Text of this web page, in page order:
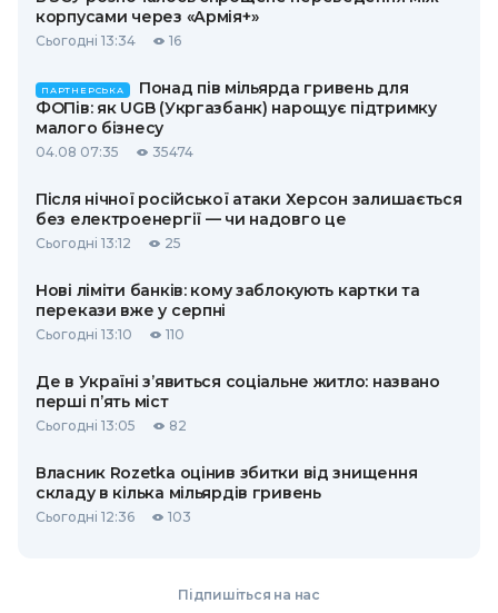
корпусами через «Армія+»
Сьогодні 13:34 16
ПАРТНЕРСЬКА
Понад пів мільярда гривень для
ФОПів: як UGB (Укргазбанк) нарощує підтримку
малого бізнесу
04.08 07:35 35474
Після нічної російської атаки Херсон залишається
без електроенергії — чи надовго це
Сьогодні 13:12 25
Нові ліміти банків: кому заблокують картки та
перекази вже у серпні
Сьогодні 13:10 110
Де в Україні з’явиться соціальне житло: названо
перші п’ять міст
Сьогодні 13:05 82
Власник Rozetka оцінив збитки від знищення
складу в кілька мільярдів гривень
Сьогодні 12:36 103
Підпишіться на нас